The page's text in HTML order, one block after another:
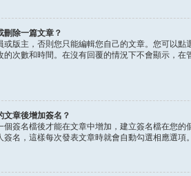
刪除一篇文章？
或版主，否則您只能編輯您自己的文章。您可以點
的次數和時間。在沒有回覆的情況下不會顯示，
文章後增加簽名？
個簽名檔後才能在文章中增加，建立簽名檔在您
簽名，這樣每次發表文章時就會自動勾選相應選項。